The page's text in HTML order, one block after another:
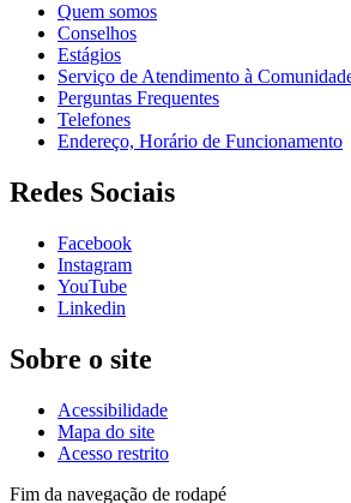
Quem somos
Conselhos
Estágios
Serviço de Atendimento à
Perguntas Frequentes
Telefones
Endereço, Horário de Funcionamento
Redes Sociais
Facebook
Instagram
YouTube
Linkedin
Sobre o site
Acessibilidade
Mapa do site
Acesso restrito
Fim da navegação de rodapé